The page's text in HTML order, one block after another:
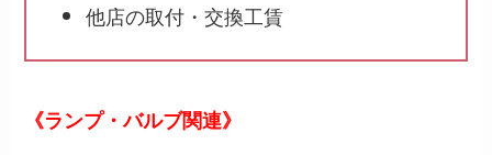
他店の取付・交換工賃
《ランプ・バルブ関連》